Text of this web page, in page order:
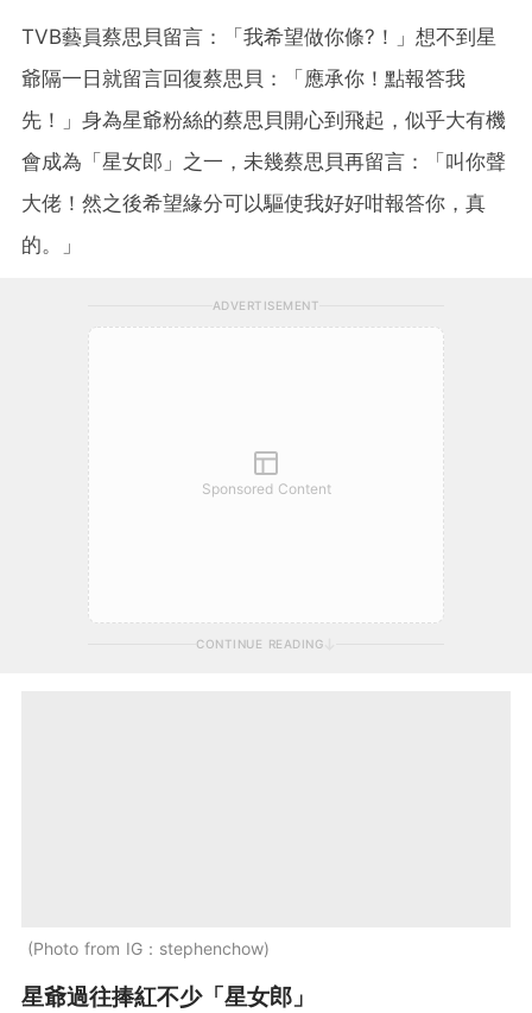
TVB藝員蔡思貝留言：「我希望做你條?！」想不到星
爺隔一日就留言回復蔡思貝：「應承你！點報答我
先！」身為星爺粉絲的蔡思貝開心到飛起，似乎大有機
會成為「星女郎」之一，未幾蔡思貝再留言：「叫你聲
大佬！然之後希望緣分可以驅使我好好咁報答你，真
的。」
ADVERTISEMENT
Sponsored Content
CONTINUE READING
Photo from IG：stephenchow
星爺過往捧紅不少「星女郎」